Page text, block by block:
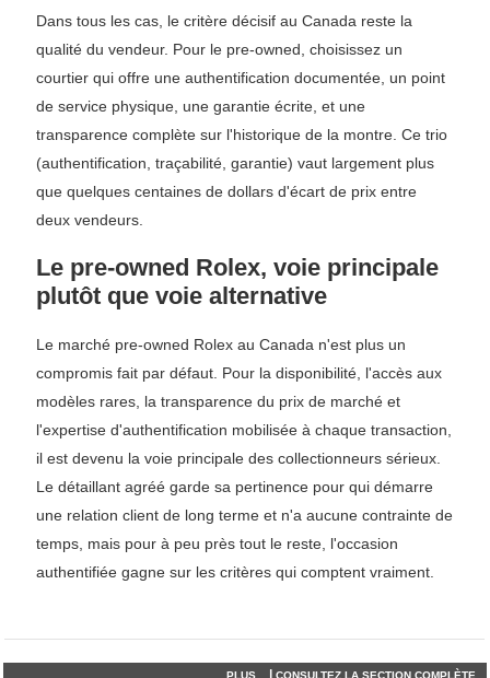
Dans tous les cas, le critère décisif au Canada reste la
qualité du vendeur. Pour le pre-owned, choisissez un
courtier qui offre une authentification documentée, un point
de service physique, une garantie écrite, et une
transparence complète sur l'historique de la montre. Ce trio
(authentification, traçabilité, garantie) vaut largement plus
que quelques centaines de dollars d'écart de prix entre
deux vendeurs.
Le pre-owned Rolex, voie principale
plutôt que voie alternative
Le marché pre-owned Rolex au Canada n'est plus un
compromis fait par défaut. Pour la disponibilité, l'accès aux
modèles rares, la transparence du prix de marché et
l'expertise d'authentification mobilisée à chaque transaction,
il est devenu la voie principale des collectionneurs sérieux.
Le détaillant agréé garde sa pertinence pour qui démarre
une relation client de long terme et n'a aucune contrainte de
temps, mais pour à peu près tout le reste, l'occasion
authentifiée gagne sur les critères qui comptent vraiment.
PLUS... CONSULTEZ LA SECTION COMPLÈTE...